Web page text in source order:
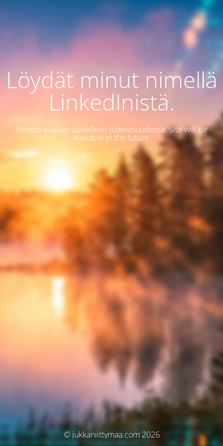
Löydät minut nimellä
LinkedInistä.
Sivusto avataan uudelleen tulevaisuudessa. Site will be
available in the future.
© jukkaniittymaa.com 2026